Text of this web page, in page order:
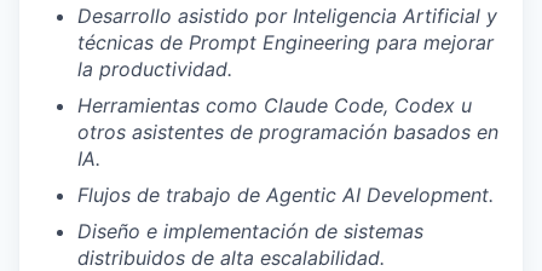
Desarrollo asistido por Inteligencia Artificial y
técnicas de Prompt Engineering para mejorar
la productividad.
Herramientas como Claude Code, Codex u
otros asistentes de programación basados en
IA.
Flujos de trabajo de Agentic AI Development.
Diseño e implementación de sistemas
distribuidos de alta escalabilidad.